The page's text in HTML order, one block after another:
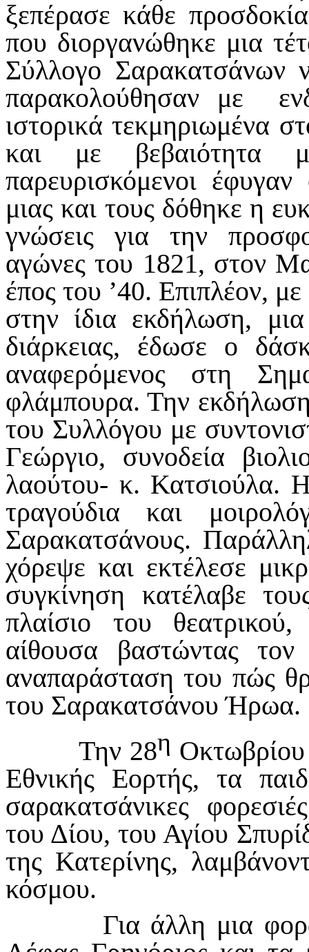
ξεπέρασε κάθε
που διοργανώθηκε μια
Σύλλογο Σαρακατσάνων
παρακολούθησαν με
ιστορικά τεκμηριωμένα
και με βεβαιότητα
παρευρισκόμενοι
μιας και τους δόθηκε η
γνώσεις για την
αγώνες του 1821, στον
έπος του ’40. Επιπλέον,
στην ίδια εκδήλωση,
διάρκειας, έδωσε ο
αναφερόμενος στη
φλάμπουρα. Την
του Συλλόγου με
Γεώργιο, συνοδεία
λαούτου- κ. Κατσιούλα.
τραγούδια και
Σαρακατσάνους.
χόρεψε και εκτέλεσε
συγκίνηση κατέλαβε
πλαίσιο του
αίθουσα βαστώντας
αναπαράσταση του πώς
του Σαρακατσάνου Ήρωα.
Την 28η
Εθνικής Εορτής, τα
σαρακατσάνικες
του Δίου, του Αγίου
της Κατερίνης,
κόσμου.
Για άλλη μια φορά,